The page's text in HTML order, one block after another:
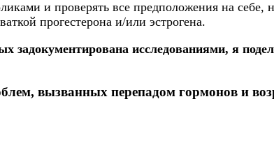
и проверять все предположения на себе,
прогестерона и/или эстрогена.
исследованиями, я
вызванных перепадом гормонов и